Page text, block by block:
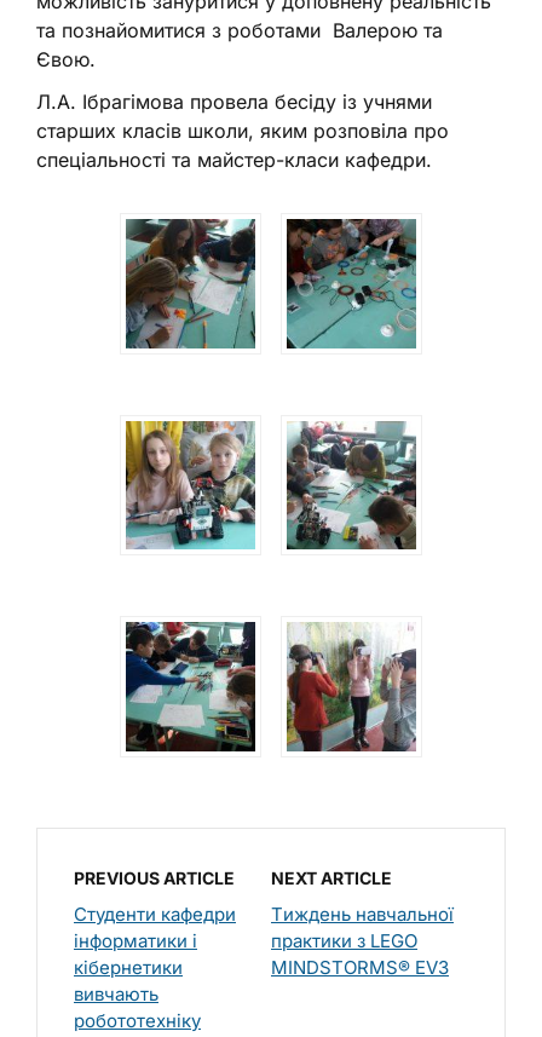
та познайомитися з роботами Валерою та
Євою.
Л.А. Ібрагімова провела бесіду із учнями
старших класів школи, яким розповіла про
спеціальності та майстер-класи кафедри.
PREVIOUS ARTICLE
Студенти кафедри
інформатики і
кібернетики
вивчають
робототехніку
NEXT ARTICLE
Tиждень навчальної
практики з LEGO
MINDSTORMS® EV3